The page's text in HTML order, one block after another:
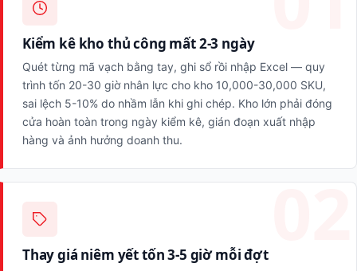
Kiểm kê kho thủ công mất 2-3 ngày
Quét từng mã vạch bằng tay, ghi sổ rồi nhập Excel — quy
trình tốn 20-30 giờ nhân lực cho kho 10,000-30,000 SKU,
sai lệch 5-10% do nhầm lẫn khi ghi chép. Kho lớn phải đóng
cửa hoàn toàn trong ngày kiểm kê, gián đoạn xuất nhập
hàng và ảnh hưởng doanh thu.
Thay giá niêm yết tốn 3-5 giờ mỗi đợt